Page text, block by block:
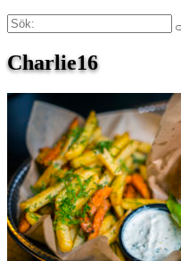
Sök:
Charlie16